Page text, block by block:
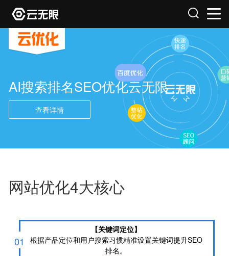
AI搜索排名SEO优化云无限
查看详情
网站优化4大核心
01
【关键词定位】
根据产品定位和用户搜索习惯精准设置关键词提升SEO
排名。